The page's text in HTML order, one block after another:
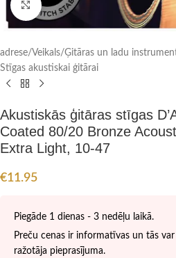
Click to enlarge
adrese/Veikals/Ģitāras un ladu
Stīgas akustiskai ģitārai
Akustiskās ģitāras stīgas
Coated 80/20 Bronze
Extra Light, 10-47
€11.95
Piegāde 1 dienas - 3 nedēļu laikā.
Preču cenas ir informatīvas un tās
ražotāja pieprasījuma.